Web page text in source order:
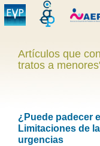
Artículos que
tratos a
¿Puede padecer
Limitaciones de
urgencias